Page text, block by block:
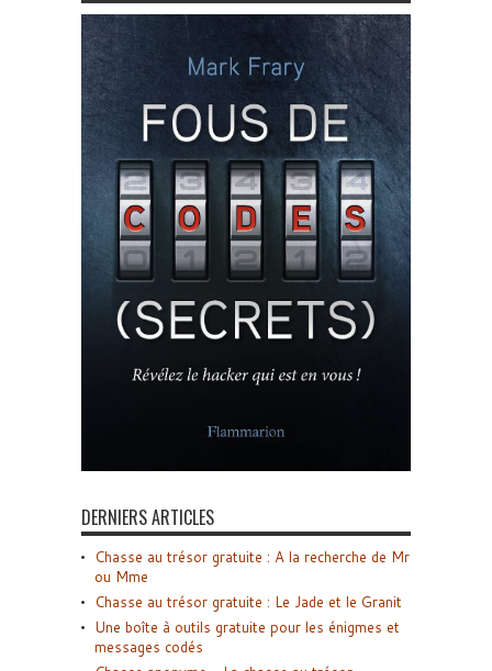
DERNIERS ARTICLES
Chasse au trésor gratuite : A la recherche de Mr
ou Mme
Chasse au trésor gratuite : Le Jade et le Granit
Une boîte à outils gratuite pour les énigmes et
messages codés